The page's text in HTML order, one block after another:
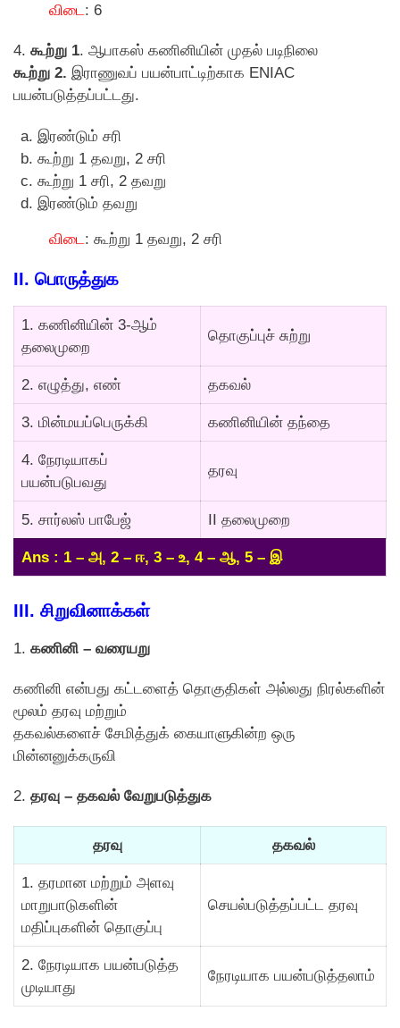
விடை: 6
4. கூற்று 1. ஆபாகஸ் கணினியின் முதல் படிநிலை
கூற்று 2. இராணுவப் பயன்பாட்டிற்காக ENIAC
பயன்படுத்தப்பட்டது.
இரண்டும் சரி
கூற்று 1 தவறு, 2 சரி
கூற்று 1 சரி, 2 தவறு
இரண்டும் தவறு
விடை : கூற்று 1 தவறு, 2 சரி
II. பொருத்துக
1. கணினியின் 3-ஆம்
தலைமுறை
தொகுப்புச் சுற்று
2. எழுத்து, எண் தகவல்
3. மின்மயப்பெருக்கி கணினியின் தந்தை
4. நேரடியாகப்
பயன்படுபவது
தரவு
5. சார்லஸ் பாபேஜ் II தலைமுறை
Ans : 1 – அ, 2 – ஈ, 3 – உ, 4 – ஆ, 5 – இ
III. சிறுவினாக்கள்
1. கணினி – வரையறு
கணினி என்பது கட்டளைத் தொகுதிகள் அல்லது நிரல்களின்
மூலம் தரவு மற்றும்
தகவல்களைச் சேமித்துக் கையாளுகின்ற ஒரு
மின்னனுக்கருவி
2. தரவு – தகவல் வேறுபடுத்துக
தரவு தகவல்
1. தரமான மற்றும் அளவு
மாறுபாடுகளின்
மதிப்புகளின் தொகுப்பு
செயல்படுத்தப்பட்ட தரவு
2. நேரடியாக பயன்படுத்த
முடியாது
நேரடியாக பயன்படுத்தலாம்